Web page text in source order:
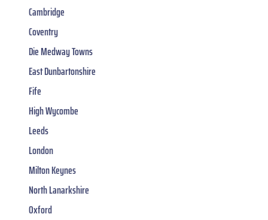
Cambridge
Coventry
Die Medway Towns
East Dunbartonshire
Fife
High Wycombe
Leeds
London
Milton Keynes
North Lanarkshire
Oxford